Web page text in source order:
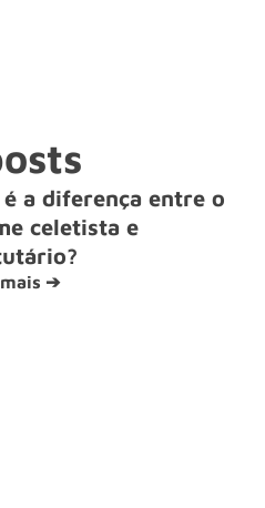
é a diferença entre o
celetista e
➔